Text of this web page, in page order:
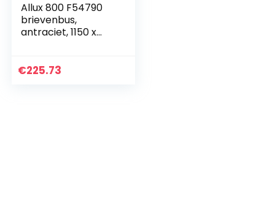
Allux 800 F54790
brievenbus,
antraciet, 1150 x
€225.73